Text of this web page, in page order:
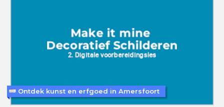
Ontdek kunst en erfgoed in Amersfoort